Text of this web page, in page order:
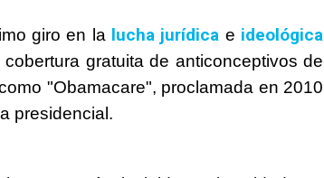
giro en la lucha jurídica e ideológica
gratuita de anticonceptivos de
"Obamacare", proclamada en 2010
presidencial.